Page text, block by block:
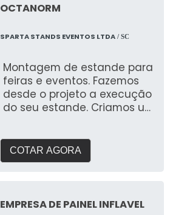
OCTANORM
SPARTA STANDS EVENTOS LTDA/ SC
Montagem de estande para
feiras e eventos. Fazemos
desde o projeto a execução
do seu estande. Criamos um
necessidades e entregar o
que buscam expor em
para garantir a qualidade
COTAR AGORA
EMPRESA DE PAINEL INFLAVEL